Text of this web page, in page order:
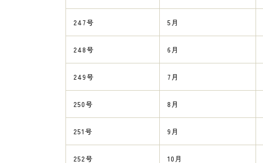
247号 5月
248号 6月
249号 7月
250号 8月
251号 9月
252号 10月